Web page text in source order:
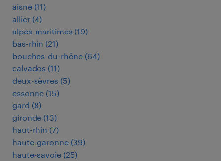
aisne (11)
allier (4)
alpes-maritimes (19)
bas-rhin (21)
bouches-du-rhône (64)
calvados (11)
deux-sèvres (5)
essonne (15)
gard (8)
gironde (13)
haut-rhin (7)
haute-garonne (39)
haute-savoie (25)